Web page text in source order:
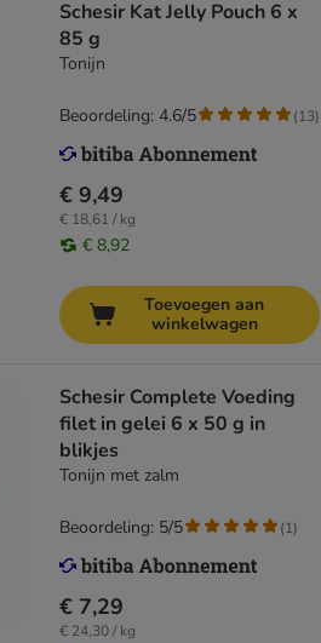
Schesir Kat Jelly Pouch 6 x
85 g
Tonijn
€ 9,49
€ 18,61 / kg
€ 8,92
Beoordeling: 4.6/5 (13)
Toevoegen aan
winkelwagen
Schesir Complete Voeding
filet in gelei 6 x 50 g in
blikjes
Tonijn met zalm
€ 7,29
€ 24,30 / kg
Beoordeling: 5/5 (1)